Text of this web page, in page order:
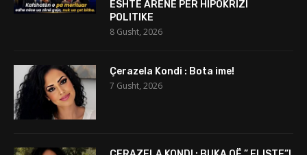
ËSHTË ARENË PËR HIPOKRIZI
POLITIKE
8 Gusht, 2026
Çerazela Kondi : Bota ime!
7 Gusht, 2026